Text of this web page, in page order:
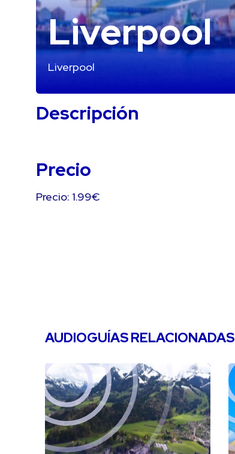
Liverpool
Liverpool
Descripción
Precio
Precio: 1.99€
AUDIOGUÍAS RELACIONADAS